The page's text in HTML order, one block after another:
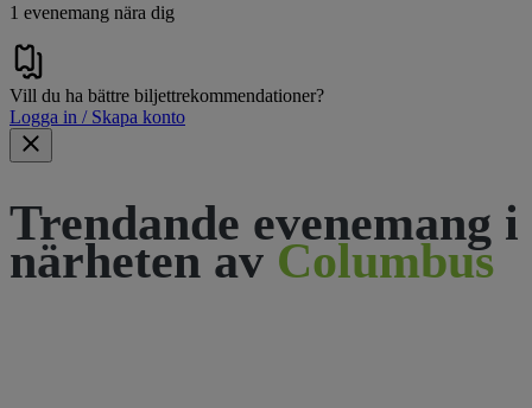
1 evenemang nära dig
Vill du ha bättre biljettrekommendationer?
Logga in / Skapa konto
Trendande evenemang i
närheten av Columbus